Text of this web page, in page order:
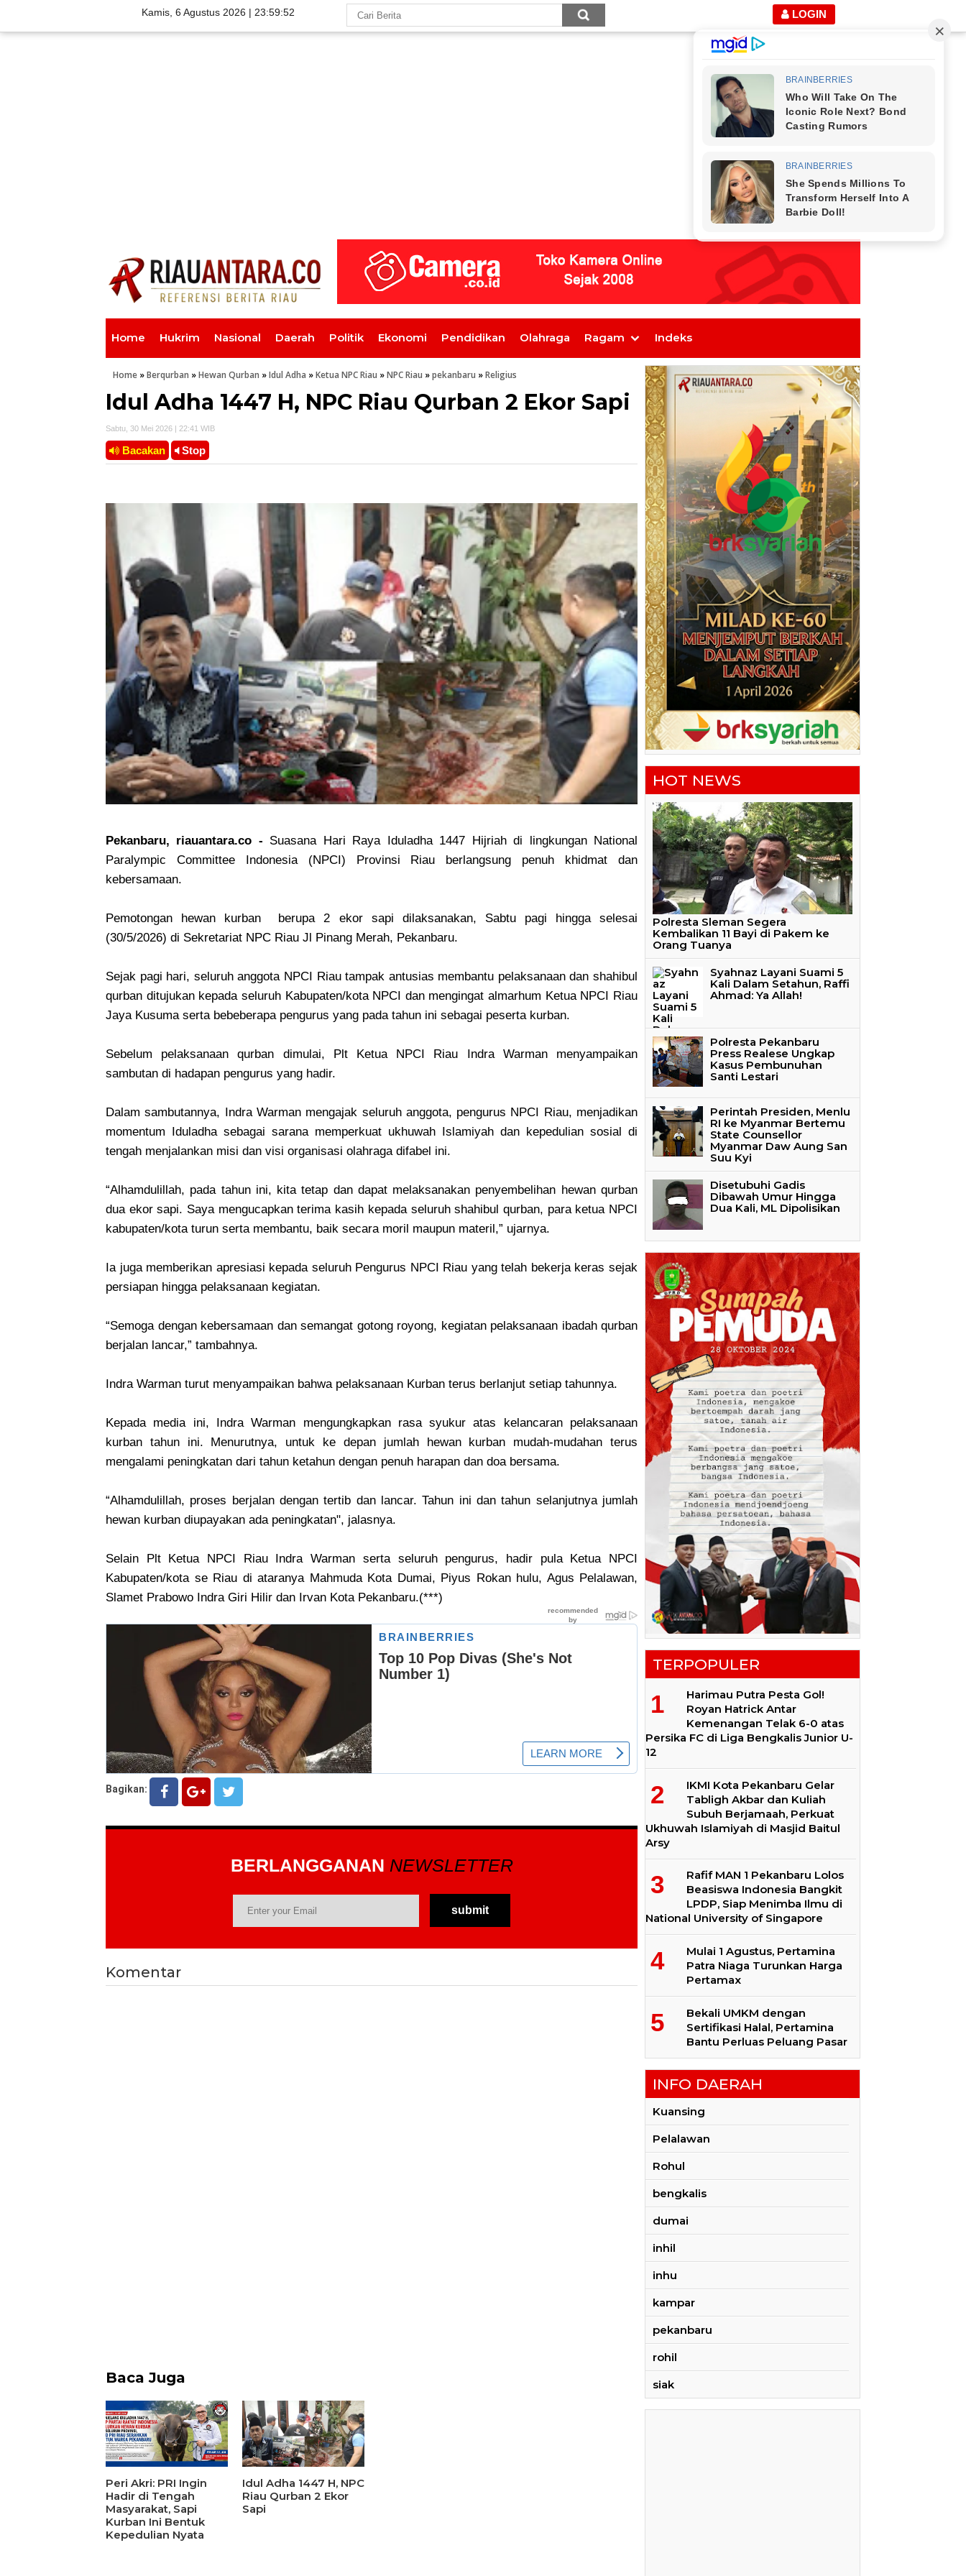
Kamis, 6 Agustus 2026 | 23:59:53 LOGIN
Home Hukrim Nasional Daerah Politik Ekonomi Pendidikan Olahraga Ragam Indeks
Home »Berqurban »Hewan Qurban »Idul Adha »Ketua NPC Riau »NPC Riau »pekanbaru »Religius
Idul Adha 1447 H, NPC Riau Qurban 2 Ekor Sapi
Sabtu, 30 Mei 2026 | 22:41 WIB
Bacakan Stop
Pekanbaru, riauantara.co - Suasana Hari Raya Iduladha 1447 Hijriah di lingkungan National
Paralympic Committee Indonesia (NPCI) Provinsi Riau berlangsung penuh khidmat dan
kebersamaan.
Pemotongan hewan kurban berupa 2 ekor sapi dilaksanakan, Sabtu pagi hingga selesai
(30/5/2026) di Sekretariat NPC Riau Jl Pinang Merah, Pekanbaru.
Sejak pagi hari, seluruh anggota NPCI Riau tampak antusias membantu pelaksanaan dan shahibul
qurban ditujukan kepada seluruh Kabupaten/kota NPCI dan mengingat almarhum Ketua NPCI Riau
Jaya Kusuma serta bebeberapa pengurus yang pada tahun ini sebagai peserta kurban.
Sebelum pelaksanaan qurban dimulai, Plt Ketua NPCI Riau Indra Warman menyampaikan
sambutan di hadapan pengurus yang hadir.
Dalam sambutannya, Indra Warman mengajak seluruh anggota, pengurus NPCI Riau, menjadikan
momentum Iduladha sebagai sarana memperkuat ukhuwah Islamiyah dan kepedulian sosial di
tengah menjalankan misi dan visi organisasi olahraga difabel ini.
“Alhamdulillah, pada tahun ini, kita tetap dan dapat melaksanakan penyembelihan hewan qurban
dua ekor sapi. Saya mengucapkan terima kasih kepada seluruh shahibul qurban, para ketua NPCI
kabupaten/kota turun serta membantu, baik secara moril maupun materil,” ujarnya.
Ia juga memberikan apresiasi kepada seluruh Pengurus NPCI Riau yang telah bekerja keras sejak
persiapan hingga pelaksanaan kegiatan.
“Semoga dengan kebersamaan dan semangat gotong royong, kegiatan pelaksanaan ibadah qurban
berjalan lancar,” tambahnya.
Indra Warman turut menyampaikan bahwa pelaksanaan Kurban terus berlanjut setiap tahunnya.
Kepada media ini, Indra Warman mengungkapkan rasa syukur atas kelancaran pelaksanaan
kurban tahun ini. Menurutnya, untuk ke depan jumlah hewan kurban mudah-mudahan terus
mengalami peningkatan dari tahun ketahun dengan penuh harapan dan doa bersama.
“Alhamdulillah, proses berjalan dengan tertib dan lancar. Tahun ini dan tahun selanjutnya jumlah
hewan kurban diupayakan ada peningkatan", jalasnya.
Selain Plt Ketua NPCI Riau Indra Warman serta seluruh pengurus, hadir pula Ketua NPCI
Kabupaten/kota se Riau di ataranya Mahmuda Kota Dumai, Piyus Rokan hulu, Agus Pelalawan,
Slamet Prabowo Indra Giri Hilir dan Irvan Kota Pekanbaru.(***)
Bagikan:
BERLANGGANAN NEWSLETTER
Komentar
Baca Juga
Peri Akri: PRI Ingin
Hadir di Tengah
Masyarakat, Sapi
Kurban Ini Bentuk
Kepedulian Nyata
Idul Adha 1447 H, NPC
Riau Qurban 2 Ekor
Sapi
HOT NEWS
Polresta Sleman Segera
Kembalikan 11 Bayi di Pakem ke
Orang Tuanya
Syahnaz Layani Suami 5
Kali Dalam Setahun, Raffi
Ahmad: Ya Allah!
Polresta Pekanbaru
Press Realese Ungkap
Kasus Pembunuhan
Santi Lestari
Perintah Presiden, Menlu
RI ke Myanmar Bertemu
State Counsellor
Myanmar Daw Aung San
Suu Kyi
Disetubuhi Gadis
Dibawah Umur Hingga
Dua Kali, ML Dipolisikan
TERPOPULER
Harimau Putra Pesta Gol!
Royan Hatrick Antar
Kemenangan Telak 6-0 atas
Persika FC di Liga Bengkalis Junior U-
12
IKMI Kota Pekanbaru Gelar
Tabligh Akbar dan Kuliah
Subuh Berjamaah, Perkuat
Ukhuwah Islamiyah di Masjid Baitul
Arsy
Rafif MAN 1 Pekanbaru Lolos
Beasiswa Indonesia Bangkit
LPDP, Siap Menimba Ilmu di
National University of Singapore
Mulai 1 Agustus, Pertamina
Patra Niaga Turunkan Harga
Pertamax
Bekali UMKM dengan
Sertifikasi Halal, Pertamina
Bantu Perluas Peluang Pasar
INFO DAERAH
Kuansing
Pelalawan
Rohul
bengkalis
dumai
inhil
inhu
kampar
pekanbaru
rohil
siak